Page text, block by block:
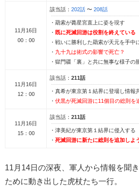
11月16日
00：00
該当話： 202話 〜 208話
・羂索が薨星宮直上に姿を現す
・ 既に死滅回游は役割を終えている
・戦いに勝利した羂索が天元を手中
・ 九十九は術式の影響で死亡？
・獄門疆「裏」と共に無事な様子の
11月16日
12：00
該当話： 211話
・真希が東京第１結界に登場し情報
・ 伏黒が死滅回游に11個目の総則を
11月16日
15：00
該当話： 211話
・津美紀が東京第１結界に侵入する
・ 死滅回游に新たに総則を追加しよ
11月14日の深夜、軍人から情報を聞
ために動き出した虎杖たち一行。